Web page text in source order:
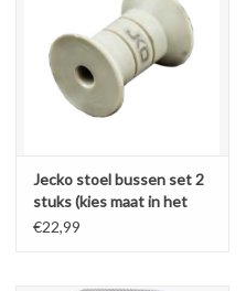
Jecko stoel bussen set 2
stuks (kies maat in het
keuze menu)
€22,99